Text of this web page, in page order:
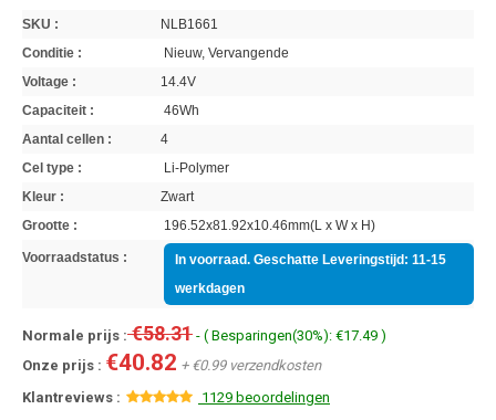
SKU :
NLB1661
Conditie :
Nieuw, Vervangende
Voltage :
14.4V
Capaciteit :
46Wh
Aantal cellen :
4
Cel type :
Li-Polymer
Kleur :
Zwart
Grootte :
196.52x81.92x10.46mm(L x W x H)
Voorraadstatus :
In voorraad. Geschatte Leveringstijd: 11-15
werkdagen
Normale prijs :€58.31 - ( Besparingen(30%): €17.49 )
Onze prijs : €40.82 + €0.99 verzendkosten
Klantreviews :
1129 beoordelingen